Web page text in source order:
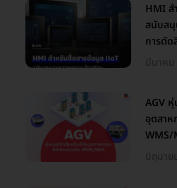
HMI ส
สนับสนุ
การตัด
มีนาค
AGV
อุตสาห
WMS/
มิถุนา